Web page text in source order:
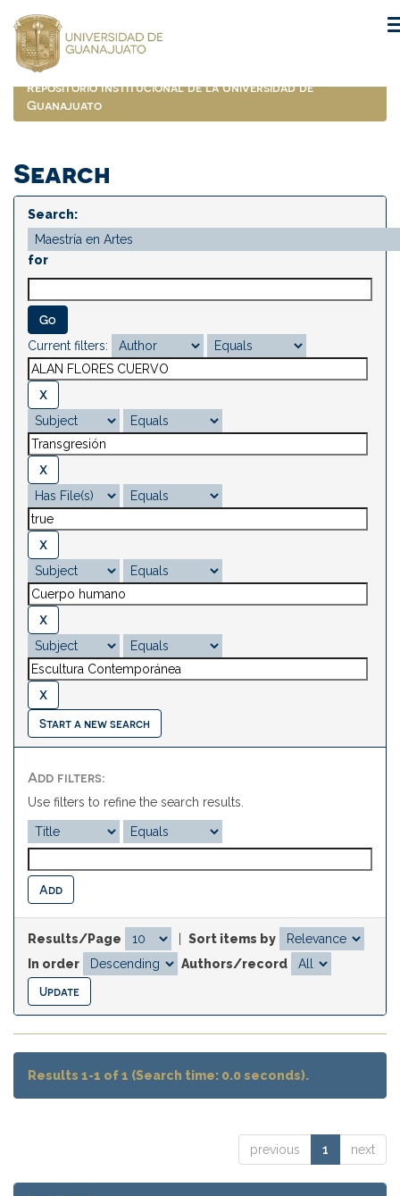
navigation
Repositorio Institucional de la Universidad de
Guanajuato
Search
Search:
for
Current filters:
Start a new search
Add filters:
Use filters to refine the search results.
Results/Page
Sort items by
In order
Authors/record
Results 1-1 of 1 (Search time: 0.0 seconds).
previous 1 next